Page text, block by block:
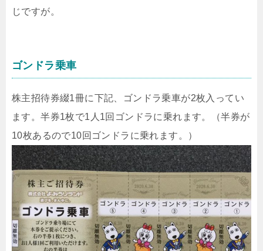
じですが。
ゴンドラ乗車
株主招待券綴1冊に下記、ゴンドラ乗車が2枚入ってい
ます。半券1枚で1人1回ゴンドラに乗れます。（半券が
10枚あるので10回ゴンドラに乗れます。）